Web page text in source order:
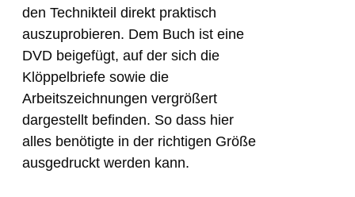
den Technikteil direkt praktisch
auszuprobieren. Dem Buch ist eine
DVD beigefügt, auf der sich die
Klöppelbriefe sowie die
Arbeitszeichnungen vergrößert
dargestellt befinden. So dass hier
alles benötigte in der richtigen Größe
ausgedruckt werden kann.